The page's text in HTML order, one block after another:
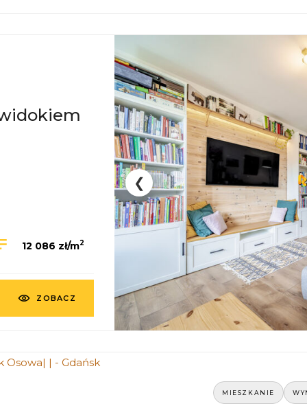
❮
12 086 zł/m2
ZOBACZ
MIESZKANIE